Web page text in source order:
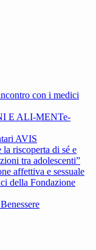
con i medici
E ALI-MENTe-
AVIS
riscoperta di sé e
tra adolescenti”
affettiva e sessuale
della Fondazione